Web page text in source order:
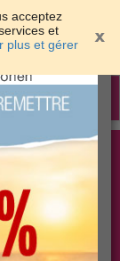
acceptez
et
plus et gérer
être bien
×